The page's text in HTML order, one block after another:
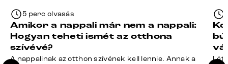
5 perc olvasás
Amikor a nappali már nem a nappali:
Hogyan teheti ismét az otthona
szívévé?
A nappalinak az otthon szívének kell lennie. Annak a